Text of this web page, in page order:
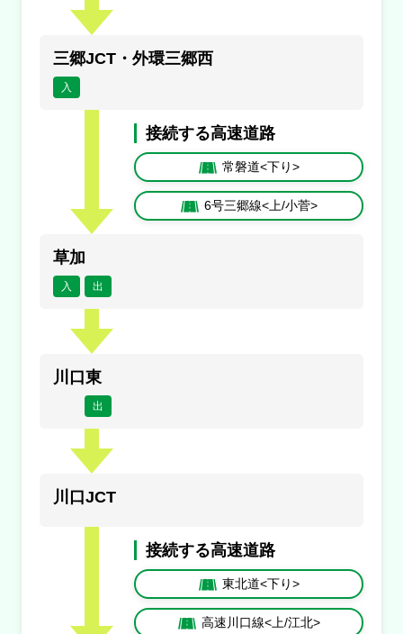
三郷JCT・外環三郷西
入
接続する高速道路
常磐道<下り>
6号三郷線<上/小菅>
草加
入 出
川口東
出
川口JCT
接続する高速道路
東北道<下り>
高速川口線<上/江北>